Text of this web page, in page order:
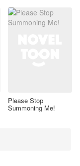
Please Stop
Summoning Me!